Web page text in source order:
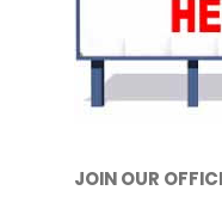
JOIN OUR